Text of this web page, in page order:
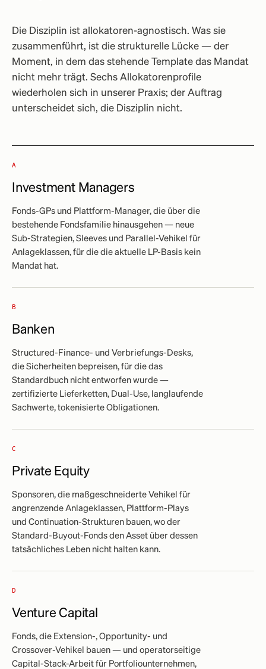
Die Disziplin ist allokatoren-agnostisch. Was sie
zusammenführt, ist die strukturelle Lücke — der
Moment, in dem das stehende Template das Mandat
nicht mehr trägt. Sechs Allokatorenprofile
wiederholen sich in unserer Praxis; der Auftrag
unterscheidet sich, die Disziplin nicht.
A
Investment Managers
Fonds-GPs und Plattform-Manager, die über die
bestehende Fondsfamilie hinausgehen — neue
Sub-Strategien, Sleeves und Parallel-Vehikel für
Anlageklassen, für die die aktuelle LP-Basis kein
Mandat hat.
B
Banken
Structured-Finance- und Verbriefungs-Desks,
die Sicherheiten bepreisen, für die das
Standardbuch nicht entworfen wurde —
zertifizierte Lieferketten, Dual-Use, langlaufende
Sachwerte, tokenisierte Obligationen.
C
Private Equity
Sponsoren, die maßgeschneiderte Vehikel für
angrenzende Anlageklassen, Plattform-Plays
und Continuation-Strukturen bauen, wo der
Standard-Buyout-Fonds den Asset über dessen
tatsächliches Leben nicht halten kann.
D
Venture Capital
Fonds, die Extension-, Opportunity- und
Crossover-Vehikel bauen — und operatorseitige
Capital-Stack-Arbeit für Portfoliounternehmen,